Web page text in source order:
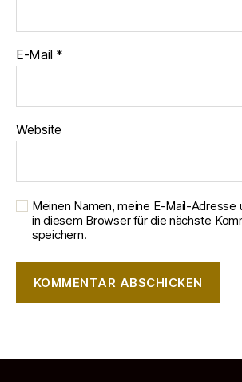
E-Mail *
Website
Meinen Namen, meine E-Mail-Adresse
in diesem Browser für die nächste
speichern.